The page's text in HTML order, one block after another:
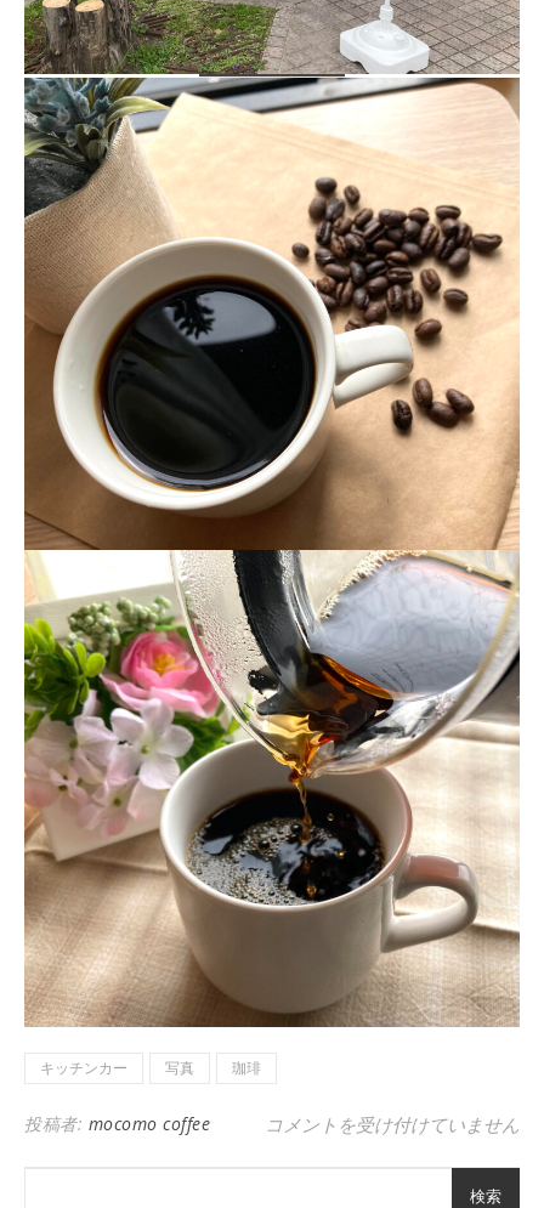
キッチンカー 写真 珈琲
投稿者: mocomo coffee コーヒーゼリーフロートが人気に
コメントを受け付けていません
検索